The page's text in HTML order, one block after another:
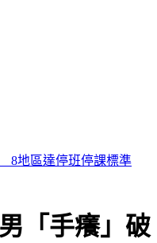
漲水 北市堤外停車今晚